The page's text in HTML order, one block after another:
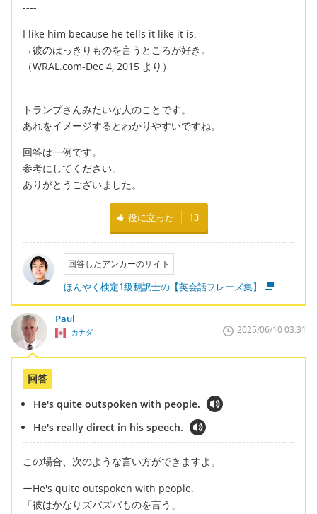
----
I like him because he tells it like it is.
→彼のはっきりものを言うところが好き。
（WRAL.com-Dec 4, 2015 より）
----
トランプさんみたいな人のことです。
あれをイメージするとわかりやすいですね。
回答は一例です。
参考にしてください。
ありがとうございました。
役に立った 13
回答したアンカーのサイト
ほんやく検定1級翻訳士の【英会話フレーズ集】
Paul
カナダ 2025/06/10 03:31
回答
He's quite outspoken with people.
He's really direct in his speech.
この場合、次のような言い方ができますよ。
ーHe's quite outspoken with people.
「彼はかなりズバズバものを言う」